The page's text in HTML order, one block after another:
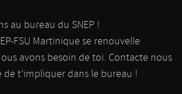
au bureau du SNEP !
FSU Martinique se renouvelle
avons besoin de toi. Contacte nous
de t’impliquer dans le bureau !